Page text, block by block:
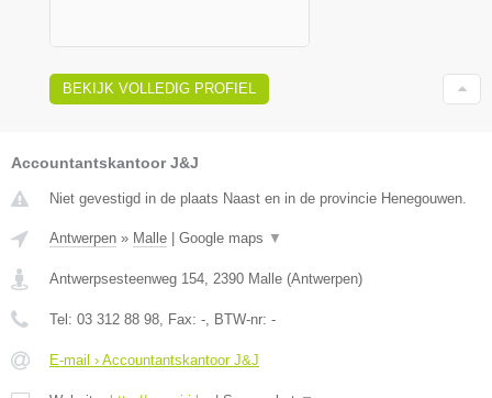
BEKIJK VOLLEDIG PROFIEL
Accountantskantoor J&J
Niet gevestigd in de plaats Naast en in de provincie Henegouwen.
Antwerpen » Malle Google maps ▼
Antwerpsesteenweg 154 2390 Malle (Antwerpen)
Tel: 03 312 88 98 , Fax: - , BTW-nr: -
E-mail › Accountantskantoor J&J